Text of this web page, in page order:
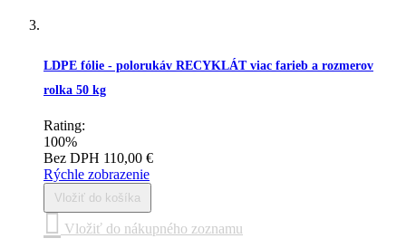
LDPE fólie - polorukáv RECYKLÁT viac farieb a rozmerov
rolka 50 kg
Rating:
100%
Bez DPH 110,00 €
Rýchle zobrazenie
Vložiť do košíka
Vložiť do nákupného zoznamu